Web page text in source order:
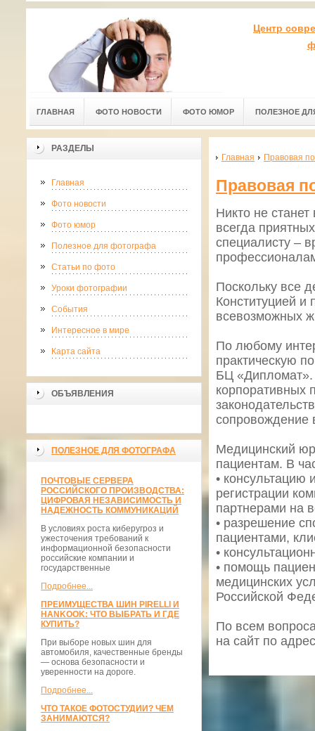
Центр
ГЛАВНАЯ ФОТО НОВОСТИ ФОТО ЮМОР ПОЛЕЗНОЕ
РАЗДЕЛЫ
Главная
Фото новости
Фото юмор
Полезное для фотографа
Статьи по фото
Уроки фотографии
События
Интересное в мире
Карта сайта
ОБЪЯВЛЕНИЯ
ПОЛЕЗНОЕ ДЛЯ ФОТОГРАФА
ПОЧТОВЫЕ СЕРВЕРА
РОССИЙСКОГО ПРОИЗВОДСТВА:
ЦИФРОВАЯ НЕЗАВИСИМОСТЬ И
НАДЕЖНОСТЬ КОММУНИКАЦИЙ
В условиях роста киберугроз и
ужесточения требований к
информационной безопасности
российские компании и
государственные
Подробнее...
ПРЕИМУЩЕСТВА ШИН PIRELLI И
HANKOOK: ЧТО ВЫБРАТЬ И ГДЕ
КУПИТЬ?
При выборе новых шин для
автомобиля, качественные бренды
— основа безопасности и
уверенности на дороге.
Подробнее...
ЧТО ТАКОЕ ФОТОСТУДИИ? ЧЕМ
ЗАНИМАЮТСЯ?
Главная Правовая
Правовая
Никто не
всегда
специалисту –
Поскольку все
Конституцией
всевозможных
По любому
практическую
БЦ «Дипломат».
корпоративных
сопровождение
Медицинский
пациентам. В
• консультацию
регистрации
партнерами на
• разрешение
пациентами,
•
• помощь
медицинских
Российской
По всем
на сайт по